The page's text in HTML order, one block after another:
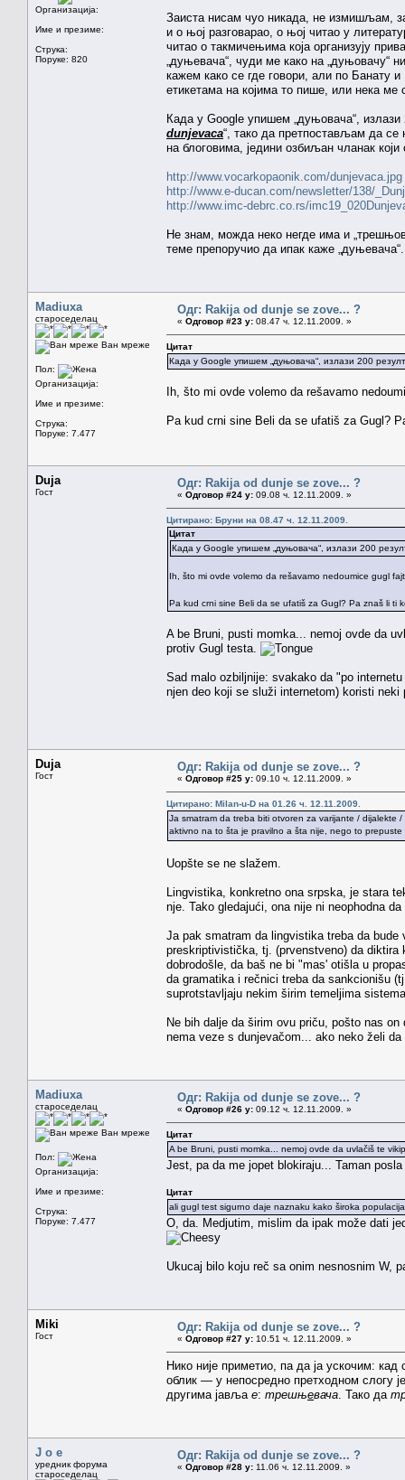
Организација:
Име и презиме:
Струка:
Поруке: 820
Заиста нисам чуо никада, не измишљам,
и о њој разговарао, о њој читао у
читао о такмичењима која организују
„дуњевача“, чуди ме како на „дуњовачу“
кажем како се где говори, али по Банату
етикетама на којима то пише, или нека
Када у Google упишем „дуњовача“,
dunjevaca“, тако да претпостављам да
на блоговима, једини озбиљан чланак
http://www.vocarkopaonik.com/dunjevaca.jpg
http://www.e-ducan.com/newsletter/138/
http://www.imc-debrc.co.rs/
Не знам, можда неко негде има и
теме препоручио да ипак каже
Madiuxa
староседелац
Ван мреже
Пол:
Организација:
Име и презиме:
Струка:
Поруке: 7.477
Одг: Rakija od dunje se zove... ?
« Одговор #23 у: 08.47 ч. 12.11.2009. »
Цитат
Када у Google упишем „дуњовача“, излази 200
Ih, što mi ovde volemo da rešavamo
Pa kud crni sine Beli da se ufatiš za Gugl?
Duja
Гост
Одг: Rakija od dunje se zove... ?
« Одговор #24 у: 09.08 ч. 12.11.2009. »
Цитирано: Бруни на 08.47 ч. 12.11.2009.
Цитат
Када у Google упишем „дуњовача“, излази 200
Ih, što mi ovde volemo da rešavamo nedoumice gugl
Pa kud crni sine Beli da se ufatiš za Gugl? Pa znaš li ti
A be Bruni, pusti momka... nemoj ovde da
protiv Gugl testa.
Sad malo ozbiljnije: svakako da "po
njen deo koji se služi internetom) koristi
Duja
Гост
Одг: Rakija od dunje se zove... ?
« Одговор #25 у: 09.10 ч. 12.11.2009. »
Цитирано: Milan-u-D на 01.26 ч. 12.11.2009.
Ja smatram da treba biti otvoren za varijante / dijalekte
aktivno na to šta je pravilno a šta nije, nego to
Uopšte se ne slažem.
Lingvistika, konkretno ona srpska, je stara
nje. Tako gledajući, ona nije ni neophodna
Ja pak smatram da lingvistika treba da
preskriptivistička, tj. (prvenstveno) da
dobrodošle, da baš ne bi "mas' otišla u
da gramatika i rečnici treba da sankcionišu
suprotstavljaju nekim širim temeljima
Ne bih dalje da širim ovu priču, pošto nas
nema veze s dunjevačom... ako neko želi
Madiuxa
староседелац
Ван мреже
Пол:
Организација:
Име и презиме:
Струка:
Поруке: 7.477
Одг: Rakija od dunje se zove... ?
« Одговор #26 у: 09.12 ч. 12.11.2009. »
Цитат
A be Bruni, pusti momka... nemoj ovde da uvlačiš te
Jest, pa da me jopet blokiraju... Taman
Цитат
ali gugl test sigurno daje naznaku kako široka
O, da. Medjutim, mislim da ipak može dati
Ukucaj bilo koju reč sa onim nesnosnim W,
Miki
Гост
Одг: Rakija od dunje se zove... ?
« Одговор #27 у: 10.51 ч. 12.11.2009. »
Нико није приметио, па да ја ускочим:
облик — у непосредно претходном слогу
другима јавља е: трешњевача . Тако да
J o e
уредник форума
староседелац
Одг: Rakija od dunje se zove... ?
« Одговор #28 у: 11.06 ч. 12.11.2009. »